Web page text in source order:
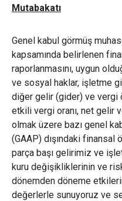
Mutabakatı
Genel kabul görmüş
kapsamında belirlenen
raporlanmasını, uygun
ve sosyal haklar, işletme
diğer gelir (gider) ve
etkili vergi oranı, net gelir
olmak üzere bazı genel
(GAAP) dışındaki
parça başı gelirimiz ve
kuru değişikliklerinin ve
dönemden döneme
değerlerle sunuyoruz ve